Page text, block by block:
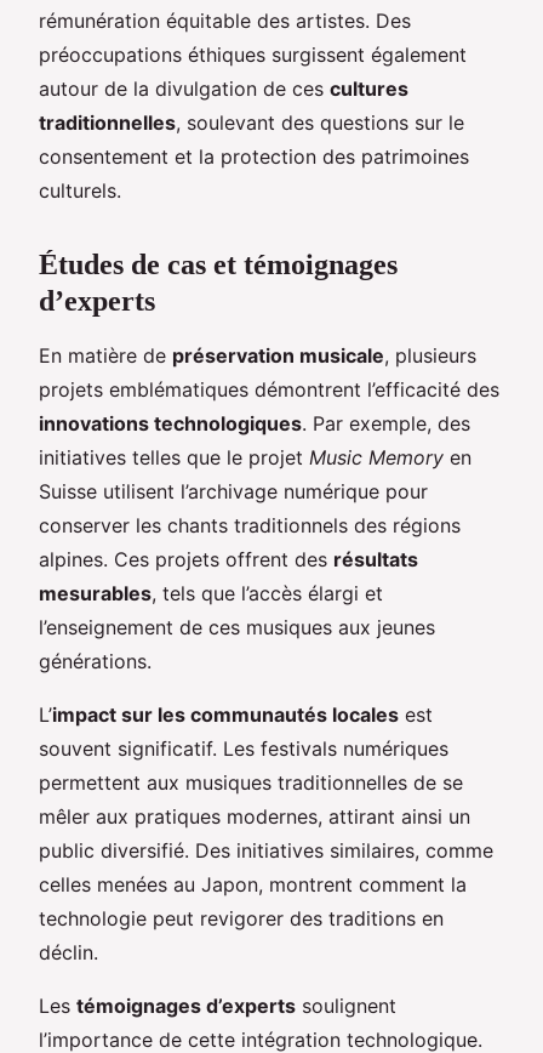
rémunération équitable des artistes. Des
préoccupations éthiques surgissent également
autour de la divulgation de ces cultures
traditionnelles, soulevant des questions sur le
consentement et la protection des patrimoines
culturels.
Études de cas et témoignages
d’experts
En matière de préservation musicale, plusieurs
projets emblématiques démontrent l’efficacité des
innovations technologiques. Par exemple, des
initiatives telles que le projet Music Memory en
Suisse utilisent l’archivage numérique pour
conserver les chants traditionnels des régions
alpines. Ces projets offrent des résultats
mesurables, tels que l’accès élargi et
l’enseignement de ces musiques aux jeunes
générations.
L’impact sur les communautés locales est
souvent significatif. Les festivals numériques
permettent aux musiques traditionnelles de se
mêler aux pratiques modernes, attirant ainsi un
public diversifié. Des initiatives similaires, comme
celles menées au Japon, montrent comment la
technologie peut revigorer des traditions en
déclin.
Les témoignages d’experts soulignent
l’importance de cette intégration technologique.